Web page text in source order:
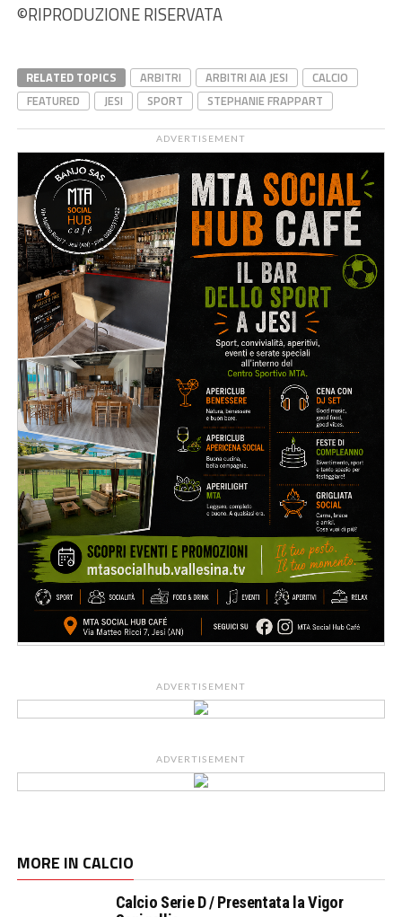
©RIPRODUZIONE RISERVATA
RELATED TOPICS ARBITRI ARBITRI AIA JESI
CALCIO
FEATURED
JESI SPORT STEPHANIE FRAPPART
ADVERTISEMENT
ADVERTISEMENT
ADVERTISEMENT
MORE IN CALCIO
Calcio Serie D / Presentata la Vigor